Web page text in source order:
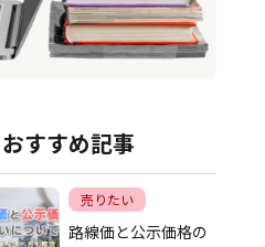
おすすめ記事
売りたい
路線価と公示価格の